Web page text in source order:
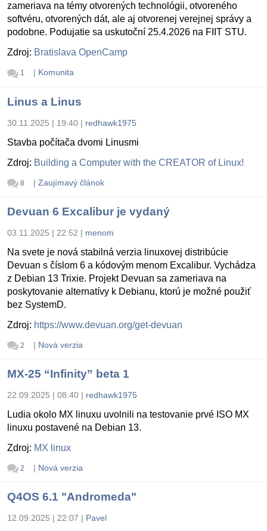
zameriava na témy otvorených technológii, otvoreného
softvéru, otvorených dát, ale aj otvorenej verejnej správy a
podobne. Podujatie sa uskutoční 25.4.2026 na FIIT STU.
Zdroj: Bratislava OpenCamp
1 | Komunita
Linus a Linus
30.11.2025 | 19:40 | redhawk1975
Stavba počítača dvomi Linusmi
Zdroj: Building a Computer with the CREATOR of Linux!
8 | Zaujímavý článok
Devuan 6 Excalibur je vydaný
03.11.2025 | 22:52 | menom
Na svete je nová stabilná verzia linuxovej distribúcie
Devuan s číslom 6 a kódovým menom Excalibur. Vychádza
z Debian 13 Trixie. Projekt Devuan sa zameriava na
poskytovanie alternatívy k Debianu, ktorú je možné použiť
bez SystemD.
Zdroj: https://www.devuan.org/get-devuan
2 | Nová verzia
MX-25 “Infinity” beta 1
22.09.2025 | 08:40 | redhawk1975
Ludia okolo MX linuxu uvolnili na testovanie prvé ISO MX
linuxu postavené na Debian 13.
Zdroj: MX linux
2 | Nová verzia
Q4OS 6.1 "Andromeda"
12.09.2025 | 22:07 | Pavel